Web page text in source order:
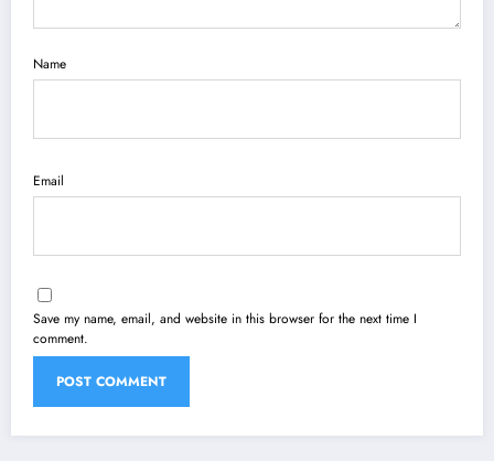
Name
Email
Save my name, email, and website in this browser for the next time I
comment.